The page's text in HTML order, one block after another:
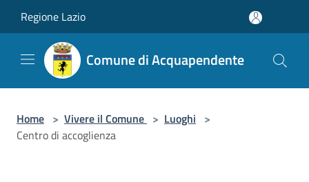
Regione Lazio
Comune di Acquapendente
Home > Vivere il Comune > Luoghi >
Centro di accoglienza